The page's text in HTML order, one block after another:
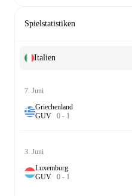
Spielstatistiken
Italien
7. Juni
Griechenland
GUV 0 - 1
3. Juni
Luxemburg
GUV 0 - 1